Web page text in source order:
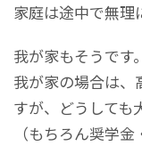
家庭は途中で無理
我が家もそうです。
我が家の場合は、
すが、どうしても
（もちろん奨学